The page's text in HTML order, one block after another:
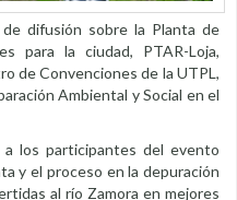
difusión sobre la Planta de
para la ciudad, PTAR-Loja,
de Convenciones de la UTPL,
Ambiental y Social en el
los participantes del evento
y el proceso en la depuración
al río Zamora en mejores